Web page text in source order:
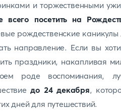
и торжественными
всего посетить на
рождественские каникулы
направление. Если вы
праздники, накапливая
роде воспоминания,
до 24 декабря,
дней для путешествий.